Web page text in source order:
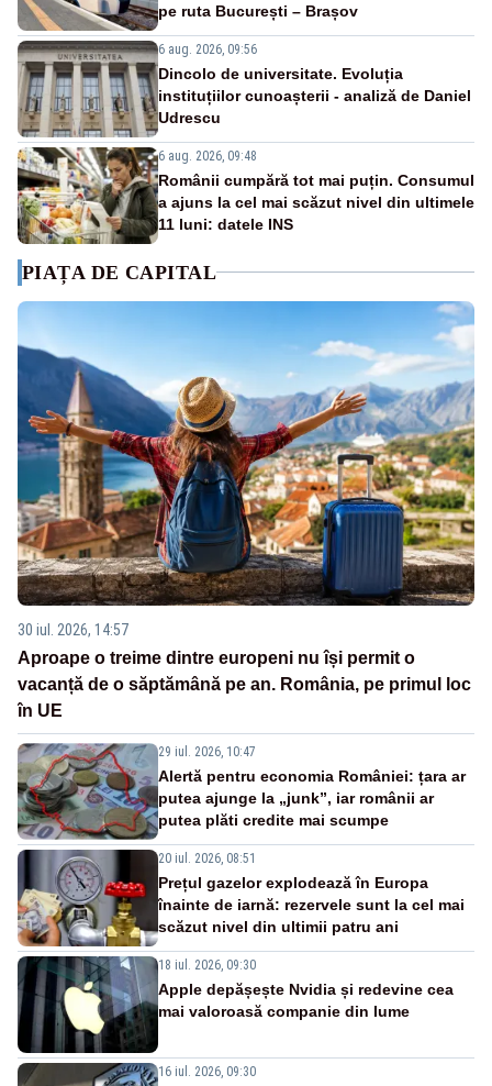
pe ruta București – Brașov
6 aug. 2026, 09:56
Dincolo de universitate. Evoluția
instituțiilor cunoașterii - analiză de Daniel
Udrescu
6 aug. 2026, 09:48
Românii cumpără tot mai puțin. Consumul
a ajuns la cel mai scăzut nivel din ultimele
11 luni: datele INS
PIAȚA DE CAPITAL
30 iul. 2026, 14:57
Aproape o treime dintre europeni nu își permit o
vacanță de o săptămână pe an. România, pe primul loc
în UE
29 iul. 2026, 10:47
Alertă pentru economia României: țara ar
putea ajunge la „junk”, iar românii ar
putea plăti credite mai scumpe
20 iul. 2026, 08:51
Prețul gazelor explodează în Europa
înainte de iarnă: rezervele sunt la cel mai
scăzut nivel din ultimii patru ani
18 iul. 2026, 09:30
Apple depășește Nvidia și redevine cea
mai valoroasă companie din lume
16 iul. 2026, 09:30